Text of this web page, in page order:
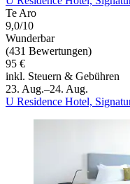
Te Aro
9,0/10
Wunderbar
(431 Bewertungen)
95 €
inkl. Steuern & Gebühren
23. Aug.–24. Aug.
U Residence Hotel,